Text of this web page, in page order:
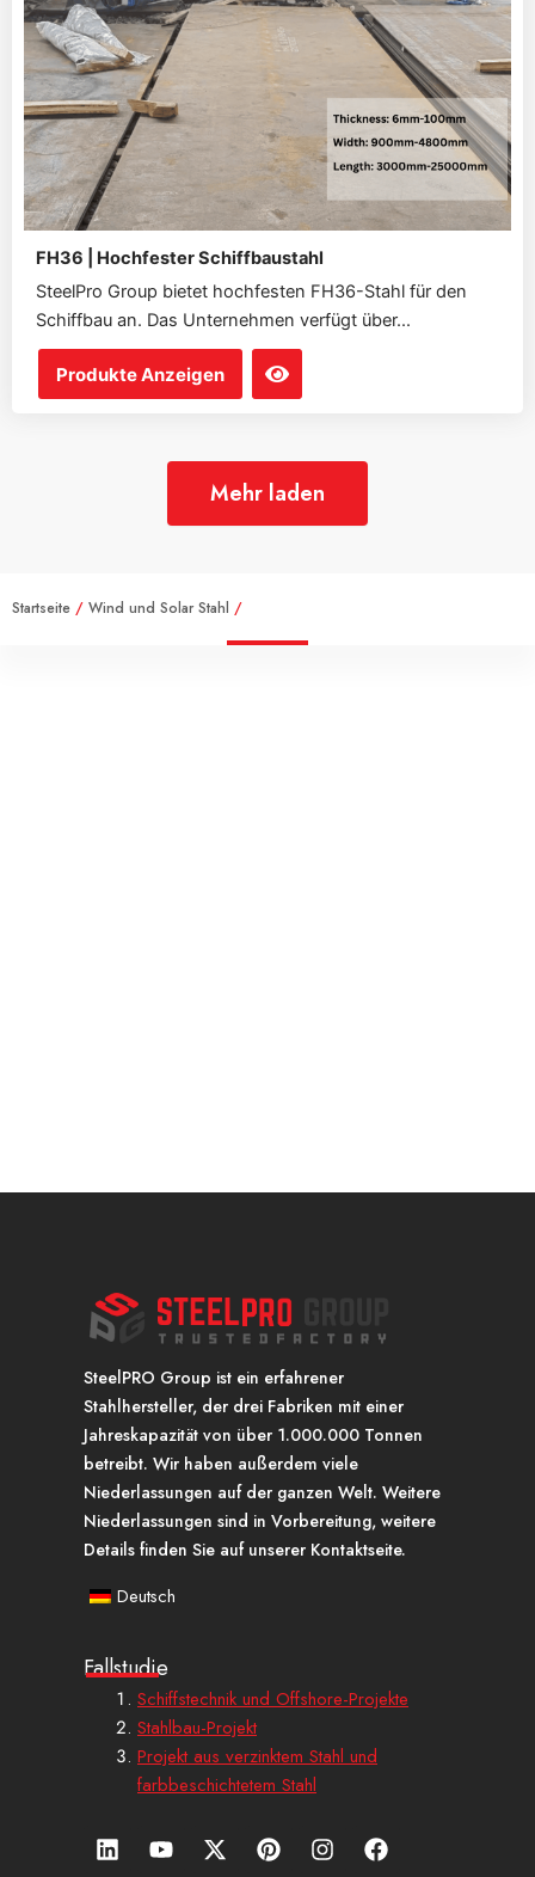
FH36 | Hochfester Schiffbaustahl
SteelPro Group bietet hochfesten FH36-Stahl für den
Schiffbau an. Das Unternehmen verfügt über...
Produkte Anzeigen
Mehr laden
Startseite / Wind und Solar Stahl /
SteelPRO Group ist ein erfahrener
Stahlhersteller, der drei Fabriken mit einer
Jahreskapazität von über 1.000.000 Tonnen
betreibt. Wir haben außerdem viele
Niederlassungen auf der ganzen Welt. Weitere
Niederlassungen sind in Vorbereitung, weitere
Details finden Sie auf unserer Kontaktseite.
Deutsch
Fallstudie
Schiffstechnik und Offshore-Projekte
Stahlbau-Projekt
Projekt aus verzinktem Stahl und
farbbeschichtetem Stahl
L
i
Y
o
X
-
P
i
I
n
a
u